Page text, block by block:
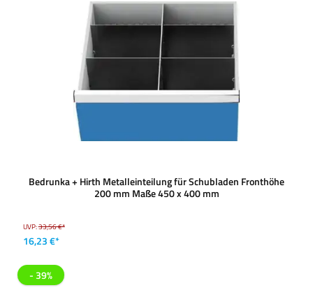
Bedrunka + Hirth Metalleinteilung für Schubladen Fronthöhe
200 mm Maße 450 x 400 mm
UVP:33,56 €*
16,23 €*
- 39%